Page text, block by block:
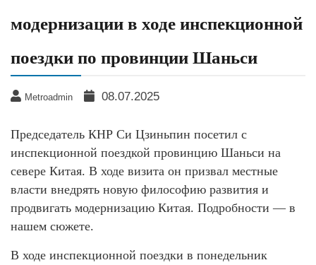
модернизации в ходе инспекционной
поездки по провинции Шаньси
Metroadmin 08.07.2025
Председатель КНР Си Цзиньпин посетил с
инспекционной поездкой провинцию Шаньси на
севере Китая. В ходе визита он призвал местные
власти внедрять новую философию развития и
продвигать модернизацию Китая. Подробности — в
нашем сюжете.
В ходе инспекционной поездки в понедельник